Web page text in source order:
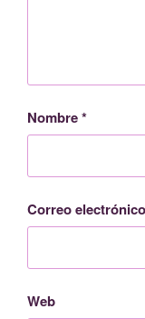
Nombre*
Correo electrónico
Web